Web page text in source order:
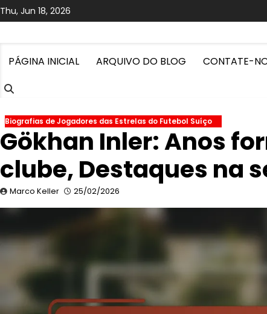
Skip
to
Thu, Jun 18, 2026
PÁGINA INICIAL ARQUIVO DO BLOG CONTATE-
Biografias de Jogadores das Estrelas do Futebol Suíço
Gökhan Inler: Anos
clube, Destaques na
Marco Keller 25/02/2026